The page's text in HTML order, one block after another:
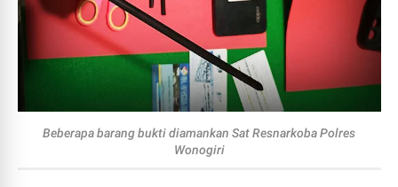
Beberapa barang bukti diamankan Sat Resnarkoba Polres
Wonogiri